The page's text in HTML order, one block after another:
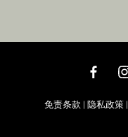
免责条款 | 隐私政策 |